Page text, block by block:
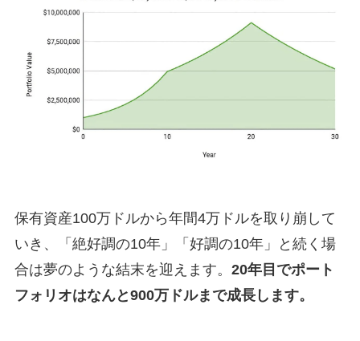
保有資産100万ドルから年間4万ドルを取り崩して
いき、「絶好調の10年」「好調の10年」と続く場
合は夢のような結末を迎えます。 20年目でポート
フォリオはなんと900万ドルまで成長します。